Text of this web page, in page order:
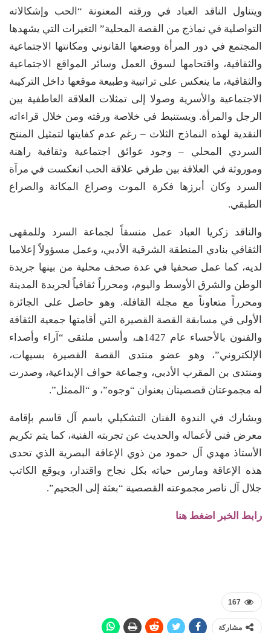
ويتناول الناقد العباد في ورقته المعنونة “الحب وإشكالاته
التواصلية في نماذج من القصة المحلية” التغيرات التي يشهدها
المجتمع في دور المرأة ووضعها القانوني ومكانتها الاجتماعية
والثقافية، واقتحامها لسوق العمل وسائر المواقع الاجتماعية
والثقافية، ما ينعكس على تراتبية وطبيعة موقعها داخل التركيبة
الاجتماعية والأسرية وصولا إلى تمثلات العلاقة العاطفية بين
الرجل والمرأة. ويستنبط في خلاصة ورقته ومن خلال قراءاته
النقدية لهذه النماذج الثلاث – رغم عدم كفايتها لتمثيل المنتج
السردي المحلي – وجود عوائق اجتماعية وثقافية راهنة
وموروثة في العلاقة بين طرفي علاقة الحب انعكست في مرآة
السرد وكان أبرزها فكرة الموت وصراع المكانة والصراع
الطبقي.
والناقد زكريا العباد عمل منسقاً لجماعة السرد وللمقهى
الثقافي بنادي المنطقة الشرقية الأدبي، وعمل مسؤولاً إعلاميا
لديه، كما عمل صحفيا في عدة صحف محلية من بينها جريدة
الوطن والشرق الأوسط واليوم، ومحرراً ثقافياً لجريدة المدينة
ومحرراً متعاوناً مع مجلة القافلة. وهو حاصل على الجائزة
الأولى في مسابقة القصة القصيرة التي أقامتها جمعية الثقافة
والفنون بالأحساء عام 1427هـ، وأسس ملتقى “آراء وأصداء
الإلكتروني”، وهو عضو منتدى القصة القصيرة بسيهات،
ومنتدى بن المقرب الأدبي، وجماعة حواف الإبداعية، وصدرت
له مجموعتان قصصيتان بعنوان “وجوه”، و “الممثل”.
ويشارك في الندوة الفنان التشكيلي باسم آل قاسم بإقامة
معرض فني لأعماله والحديث عن تجربته الفنية، كما يتم تكريم
الأستاذ مهدي آل حمود من ذوي الإعاقة البصرية الذي تحدى
هذه الإعاقة ومارس حياته بكل نجاح واقتدار، ويوقع الكاتب
جلال آل ناصر مجموعته القصصية “بعثة إلى الجحيم”.
رابط الخبر اضغط هنا
167
مشاركة